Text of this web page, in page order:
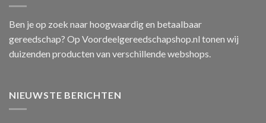
Ben je op zoek naar hoogwaardig en betaalbaar
gereedschap? Op Voordeelgereedschapshop.nl tonen wij
duizenden producten van verschillende webshops.
NIEUWSTE BERICHTEN